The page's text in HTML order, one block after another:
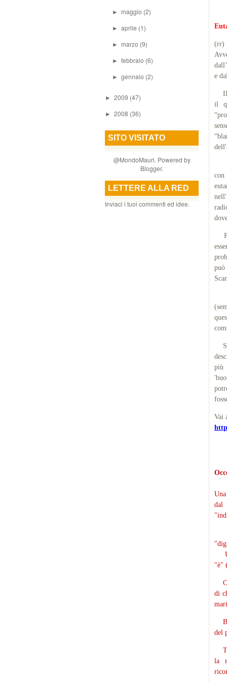
► maggio (2)
►aprile (1)
► marzo (9)
►febbraio (6)
►gennaio (2)
► 2009 (47)
► 2008 (36)
SITO VISITATO
@MondoMauri. Powered by
Blogger.
LETTERE ALLA RED
Inviaci i tuoi commenti ed idee.
(rr)
e
Il
il
può
più
Vai
dal
"è"
Ci
di
del
la